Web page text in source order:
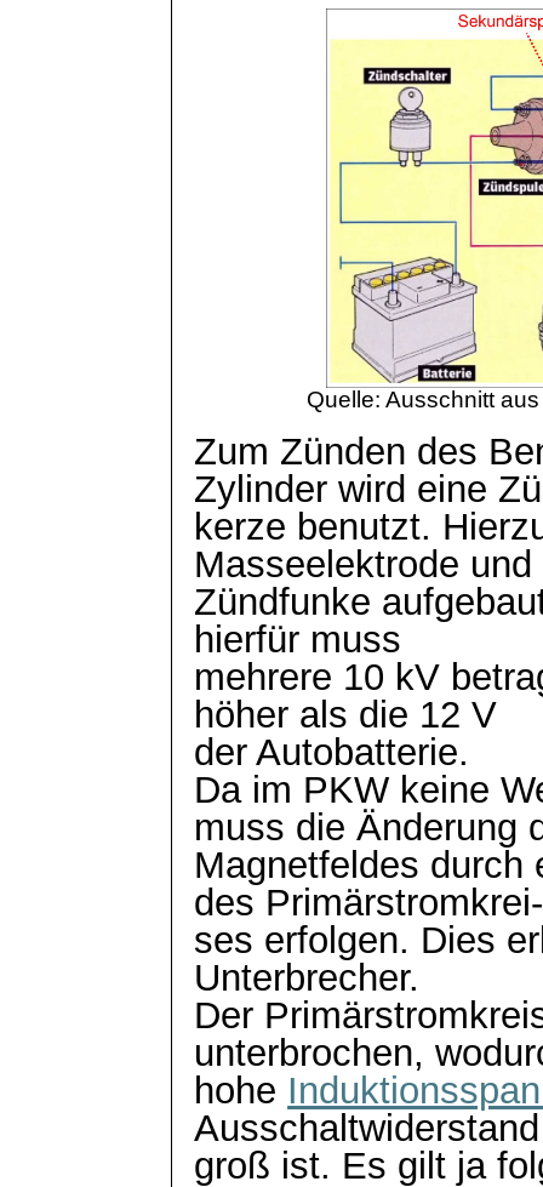
Quelle: Ausschnitt
Zum Zünden des
Zylinder wird eine
kerze benutzt.
Masseelektrode
Zündfunke
hierfür muss
mehrere 10 kV
höher als die 12 V
der Autobatterie.
Da im PKW keine
muss die Änderung
Magnetfeldes durch
des Primärstromkrei-
ses erfolgen. Dies
Unterbrecher.
Der
unterbrochen,
hohe
groß ist. Es gilt ja